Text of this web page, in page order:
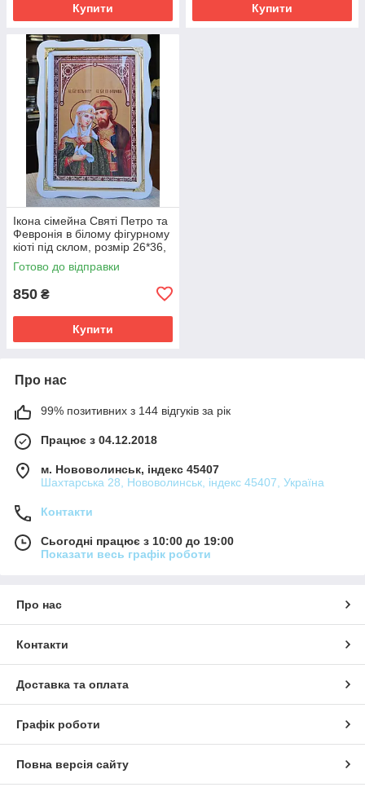
Купити Купити
Ікона сімейна Святі Петро та
Февронія в білому фігурному
кіоті під склом, розмір 26*36,
cюже 20*30.
Готово до відправки
850 ₴
Купити
Про нас
99% позитивних з 144 відгуків за рік
Працює з 04.12.2018
м. Нововолинськ, індекс 45407
Шахтарська 28, Нововолинськ, індекс 45407, Україна
Контакти
Сьогодні працює з 10:00 до 19:00
Показати весь графік роботи
Про нас
Контакти
Доставка та оплата
Графік роботи
Повна версія сайту